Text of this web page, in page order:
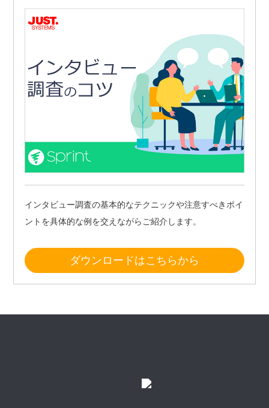
インタビュー調査の基本的なテクニックや注意すべきポイ
ントを具体的な例を交えながらご紹介します。
ダウンロードはこちらから